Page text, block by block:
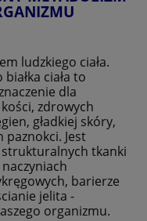
ludzkiego ciała.
ciała to
dla
zdrowych
gładkiej skóry,
paznokci. Jest
strukturalnych tkanki
barierze
jelita -
organizmu.